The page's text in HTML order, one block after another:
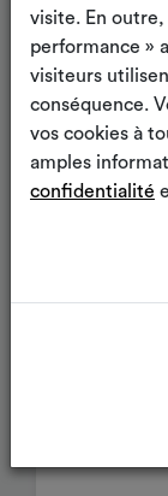
visite. En outre,
performance »
visiteurs
conséquence.
vos cookies à
amples
confidentialité